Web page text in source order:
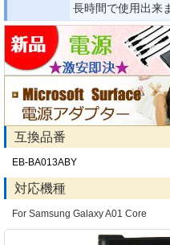
長時間で使用出来
互換品番
EB-BA013ABY
対応機種
For Samsung Galaxy A01 Core